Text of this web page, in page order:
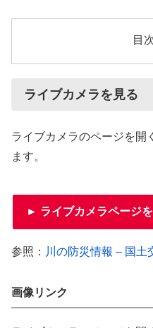
目
ライブカメラを見る
ライブカメラのページを開
ます。
► ライブカメラページ
参照： 川の防災情報 – 国土
画像リンク